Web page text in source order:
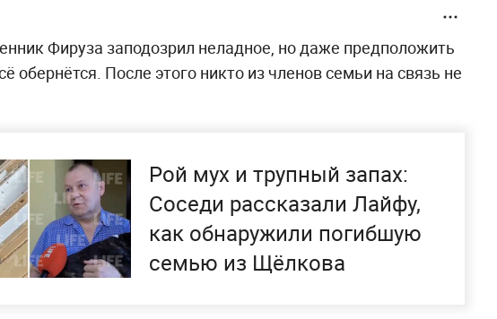
Фируза заподозрил неладное, но даже предположить
обернётся. После этого никто из членов семьи на связь не
Рой мух и трупный запах:
Соседи рассказали Лайфу,
как обнаружили погибшую
семью из Щёлкова